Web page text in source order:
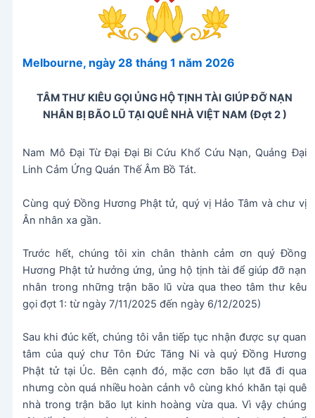
Melbourne, ngày 28 tháng 1 năm 2026
TÂM THƯ KIÊU GỌI ỦNG HỘ TỊNH TÀI GIÚP ĐỠ NẠN
NHÂN BỊ BÃO LŨ TẠI QUÊ NHÀ VIỆT NAM (Đợt 2 )
Nam Mô Đại Từ Đại Đại Bi Cứu Khổ Cứu Nạn, Quảng Đại
Linh Cảm Ứng Quán Thế Âm Bồ Tát.
Cùng quý Đồng Hương Phật tử, quý vị Hảo Tâm và chư vị
Ân nhân xa gần.
Trước hết, chúng tôi xin chân thành cảm ơn quý Đồng
Hương Phật tử hưởng ứng, ủng hộ tịnh tài để giúp đỡ nạn
nhân trong những trận bão lũ vừa qua theo tâm thư kêu
gọi đợt 1: từ ngày 7/11/2025 đến ngày 6/12/2025)
Sau khi đúc kết, chúng tôi vẫn tiếp tục nhận được sự quan
tâm của quý chư Tôn Đức Tăng Ni và quý Đồng Hương
Phật tử tại Úc. Bên cạnh đó, mặc cơn bão lụt đã đi qua
nhưng còn quá nhiều hoàn cảnh vô cùng khó khăn tại quê
nhà trong trận bão lụt kinh hoàng vừa qua. Vì vậy chúng